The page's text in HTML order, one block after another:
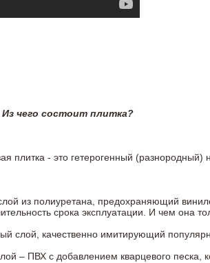
Из чего состоит плитка?
плитка - это гетерогенный
из полиуретана, предохраняющий
срока эксплуатации. И чем она
слой, качественно имитирующий
– ПВХ с добавлением кварцевого песка,